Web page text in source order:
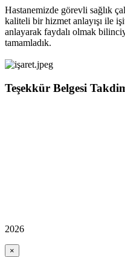
Hastanemizde görevli sağlık
kaliteli bir hizmet anlayışı ile
anlayarak faydalı olmak
tamamladık.
Teşekkür Belgesi
2026
×